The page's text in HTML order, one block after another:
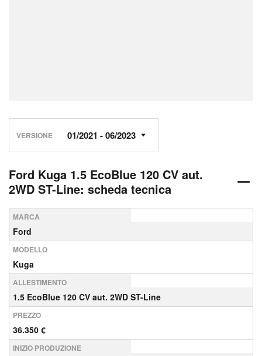
VERSIONE
Ford Kuga 1.5 EcoBlue 120 CV aut.
2WD ST-Line: scheda tecnica
MARCA
Ford
MODELLO
Kuga
ALLESTIMENTO
1.5 EcoBlue 120 CV aut. 2WD ST-Line
PREZZO
36.350 €
INIZIO PRODUZIONE